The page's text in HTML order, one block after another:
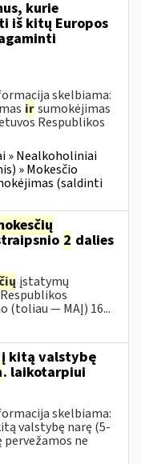
kurie
iš kitų Europos
skelbiama:
irsumokėjimas
Respublikos
» Nealkoholiniai
» Mokesčio
(saldinti
2 dalies
įstatymų
(toliau — MAĮ) 16...
į kitą valstybę
. laikotarpiui
skelbiama:
valstybę narę (5-
pervežamos ne